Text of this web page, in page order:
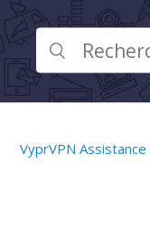
VyprVPN Assistance